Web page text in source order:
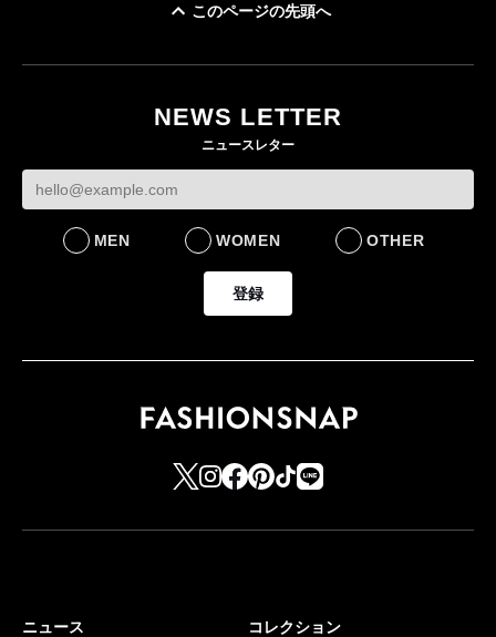
ケットなど7型を発売
をラインナップ
このページの先頭へ
NEWS LETTER
ニュースレター
MEN WOMEN OTHER
登録
ニュース
コレクション